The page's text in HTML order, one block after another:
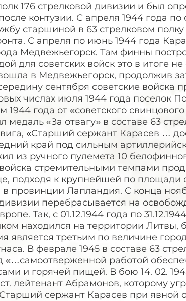
176 стрелковой дивизии и был
контузии. С апреля 1944 года по
старшиной в 63 стрелковом
С апреля по июнь 1944 года
Медвежьегорск. Там финны
для советских войск это в итоге
в Медвежьегорск, продолжив
сентября советские войска
числах июля 1944 года поселок
1944 года от «советского
медаль «За отвагу» в составе 63
«Старший сержант Карасев …
край под сильным
из ручного пулемета 10
стремительными темпами
подходя к крупнейшей по
провинции Лапландия. С конца
перебрасывается на
Так, с 01.12.1944 года по
находился на территории Литвы,
является третьим по величине
В феврале 1945 в составе 63
«…самоотверженной работой
и горячей пищей. В бою 14. 02.
лейтенант Абрамонов, которому
сержант Карасев при явной